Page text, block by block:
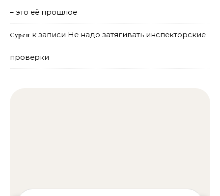
– это её прошлое
Сурен к записи Не надо затягивать инспекторские
проверки